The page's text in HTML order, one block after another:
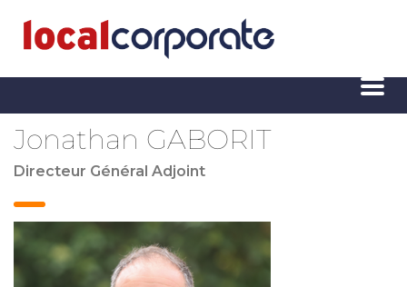
Jonathan GABORIT
Directeur Général Adjoint